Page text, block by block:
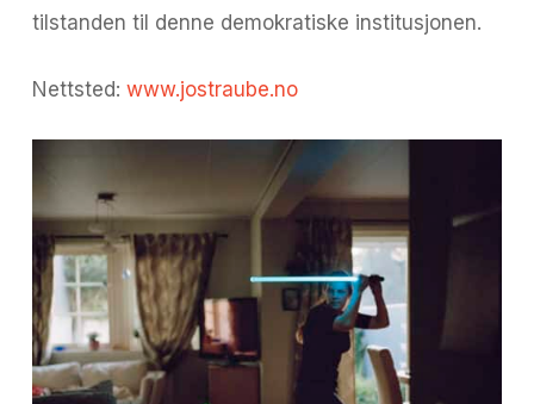
tilstanden til denne demokratiske institusjonen.
Nettsted: www.jostraube.no